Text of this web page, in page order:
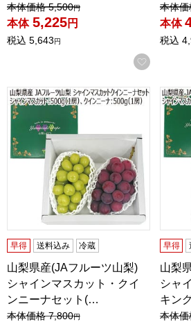
値引き前の価格：
本体価格 5,500円
本体 5,225円
税込 5,643円
お気に
値引き
本体価
本体
税込
山梨県産(JAフルーツ山梨) シャイ
早得 送料込み 冷蔵
山梨県産(JAフルーツ山梨)
シャインマスカット・クイ
ンニーナセット(…
値引き前の価格：
本体価格 7,800円
山梨
早得
山梨
シャ
キン
値引き
本体価